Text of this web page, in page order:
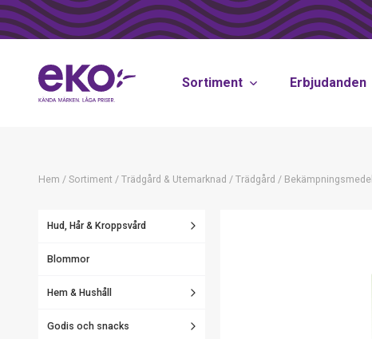
Sortiment Erbjudanden
Hem / Sortiment / Trädgård & Utemarknad / Trädgård / Bekämpningsmedel
Hud, Hår & Kroppsvård
Blommor
Hem & Hushåll
Godis och snacks